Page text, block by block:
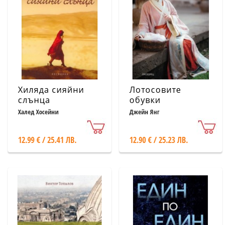
Хиляда сияйни
слънца
Халед Хосейни
12.99 € / 25.41 ЛВ.
Лотосовите
обувки
Джейн Янг
12.90 € / 25.23 ЛВ.